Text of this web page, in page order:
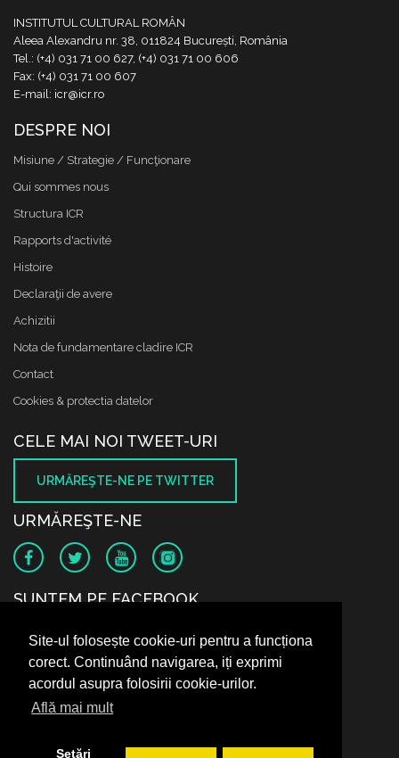
Site-ul folosește cookie-uri pentru a funcționa
corect. Continuând navigarea, iți exprimi
acordul asupra folosirii cookie-urilor.
Află mai mult
Setări
INSTITUTUL CULTURAL ROMÂN
Aleea Alexandru nr. 38, 011824 București, România
Tel.: (+4) 031 71 00 627, (+4) 031 71 00 606
Fax: (+4) 031 71 00 607
E-mail: icr@icr.ro
DESPRE NOI
Misiune / Strategie / Funcţionare
Qui sommes nous
Structura ICR
Rapports d'activité
Histoire
Declaraţii de avere
Achizitii
Nota de fundamentare cladire ICR
Contact
Cookies & protectia datelor
CELE MAI NOI TWEET-URI
URMĂREŞTE-NE PE TWITTER
URMĂREŞTE-NE
SUNTEM PE FACEBOOK